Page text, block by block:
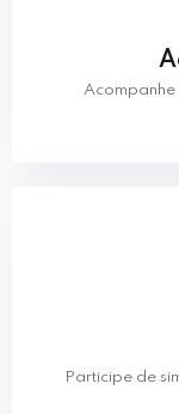
Acompanhe
Participe de